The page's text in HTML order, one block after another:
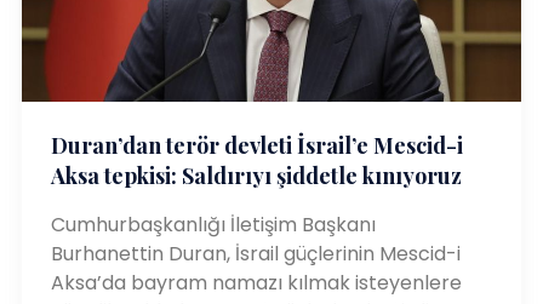
Duran’dan terör devleti İsrail’e Mescid-i
Aksa tepkisi: Saldırıyı şiddetle kınıyoruz
Cumhurbaşkanlığı İletişim Başkanı
Burhanettin Duran, İsrail güçlerinin Mescid-i
Aksa’da bayram namazı kılmak isteyenlere